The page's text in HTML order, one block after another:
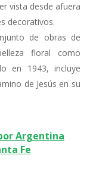
vista desde afuera
decorativos.
de obras de
floral como
en 1943, incluye
de Jesús en su
Argentina
Fe